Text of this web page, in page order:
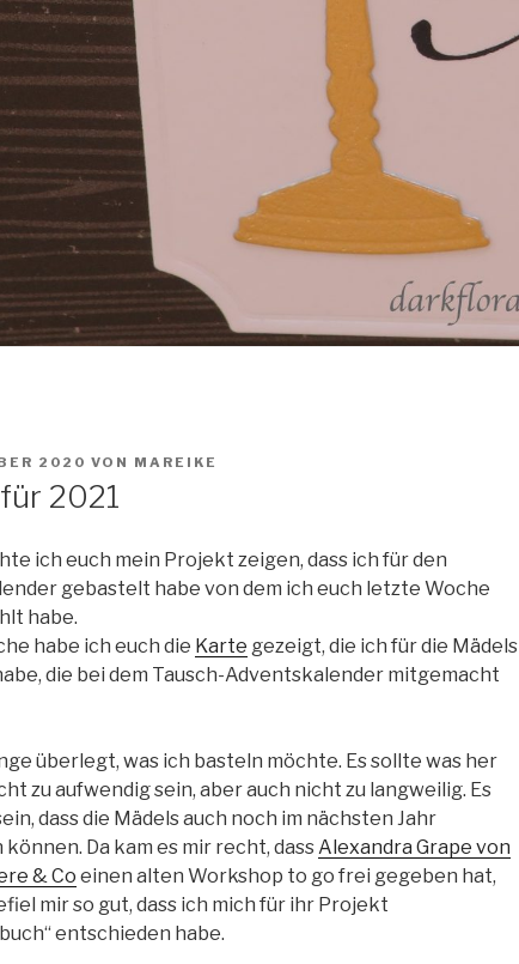
2020 VON MAREIKE
2021
ich euch mein Projekt zeigen, dass ich für den
gebastelt habe von dem ich euch letzte Woche
habe.
habe ich euch die Karte gezeigt, die ich für die Mädels
die bei dem Tausch-Adventskalender mitgemacht
überlegt, was ich basteln möchte. Es sollte was her
zu aufwendig sein, aber auch nicht zu langweilig. Es
dass die Mädels auch noch im nächsten Jahr
Da kam es mir recht, dass Alexandra Grape von
& Co einen alten Workshop to go frei gegeben hat,
mir so gut, dass ich mich für ihr Projekt
entschieden habe.